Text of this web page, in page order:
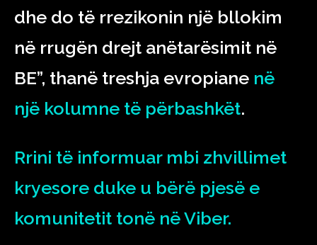
dhe do të rrezikonin një bllokim
në rrugën drejt anëtarësimit në
BE”, thanë treshja evropiane në
një kolumne të përbashkët.
Rrini të informuar mbi zhvillimet
kryesore duke u bërë pjesë e
komunitetit tonë në Viber.